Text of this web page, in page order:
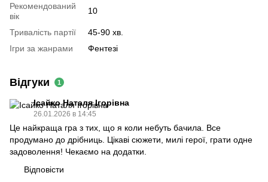
Рекомендований
вік
10
Тривалість партії
45-90 хв.
Ігри за жанрами
Фентезі
Відгуки 1
Ісайко Наталя Ігорівна
26.01.2026 в 14:45
Це найкраща гра з тих, що я коли небуть бачила. Все
продумано до дрібниць. Цікаві сюжети, милі герої, грати одне
задоволення! Чекаємо на додатки.
Відповісти